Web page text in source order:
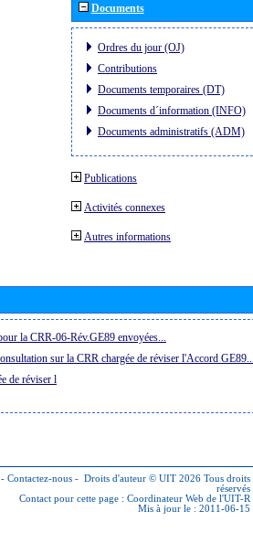
Documents
Ordres du jour (OJ)
Contributions
Documents temporaires (DT)
Documents d´information (INFO)
Documents administratifs (ADM)
Publications
Activités connexes
Autres informations
la CRR-06-Rév.GE89 envoyées...
sur la CRR chargée de réviser l'Accord
de réviser l
- Contactez-nous - Droits d'auteur © UIT 2026 Tous droits
réservés
Contact pour cette page : Coordinateur Web de l'UIT-R
Mis à jour le : 2011-06-15